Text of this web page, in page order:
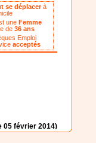
se déplacerà
uneFemme
de36 ans
Emploi
acceptés
05 février 2014)